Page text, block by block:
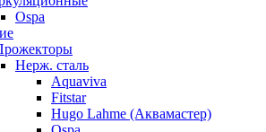
Ospa
Нерж. сталь
Aquaviva
Fitstar
Hugo Lahme (Аквамастер)